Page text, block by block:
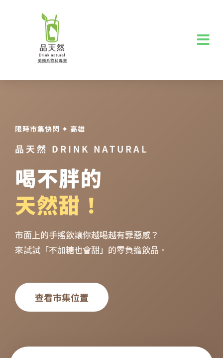
限時市集快閃 ✦ 高雄
品天然 DRINK NATURAL
喝不胖的
天然甜！
市面上的手搖飲讓你越喝越有罪惡感？
來試試「不加糖也會甜」的零負擔飲品。
查看市集位置